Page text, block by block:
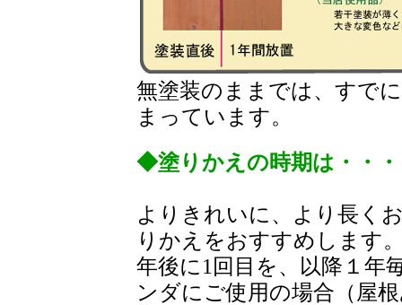
無塗装のままでは、すで
まっています。
◆塗りかえの時期は・・
よりきれいに、より長く
りかえをおすすめします
年後に1回目を、以降１年
ンダにご使用の場合（屋